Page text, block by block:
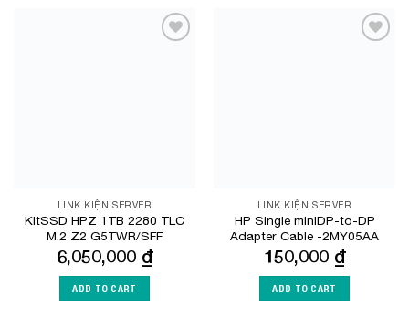
LINK KIỆN SERVER
KitSSD HPZ 1TB 2280 TLC
M.2 Z2 G5TWR/SFF
6,050,000 ₫
ADD TO CART
LINK KIỆN SERVER
HP Single miniDP-to-DP
Adapter Cable -2MY05AA
150,000 ₫
ADD TO CART